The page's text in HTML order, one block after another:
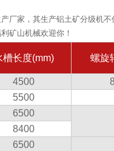
厂家，其生产铝土矿分级机
矿山机械欢迎你！
槽长度(mm) 螺旋
4500
5500
6500
8400
6500